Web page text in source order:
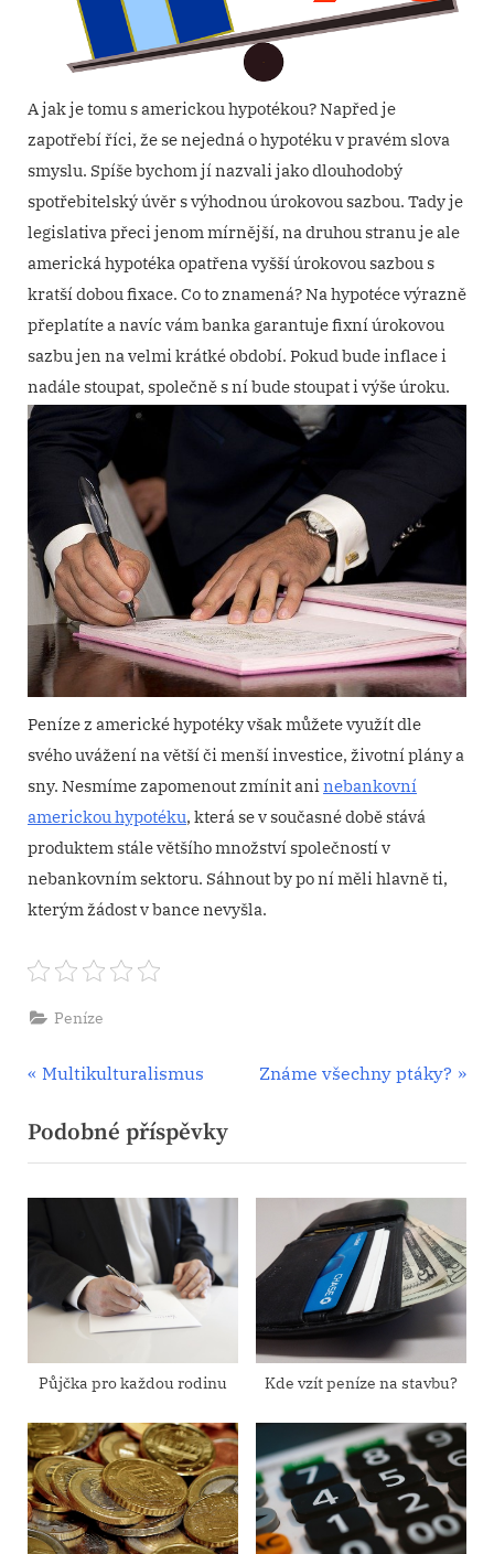
A jak je tomu s americkou hypotékou? Napřed je
zapotřebí říci, že se nejedná o hypotéku v pravém slova
smyslu. Spíše bychom jí nazvali jako dlouhodobý
spotřebitelský úvěr s výhodnou úrokovou sazbou. Tady je
legislativa přeci jenom mírnější, na druhou stranu je ale
americká hypotéka opatřena vyšší úrokovou sazbou s
kratší dobou fixace. Co to znamená? Na hypotéce výrazně
přeplatíte a navíc vám banka garantuje fixní úrokovou
sazbu jen na velmi krátké období. Pokud bude inflace i
nadále stoupat, společně s ní bude stoupat i výše úroku.
Peníze z americké hypotéky však můžete využít dle
svého uvážení na větší či menší investice, životní plány a
sny. Nesmíme zapomenout zmínit aninebankovní
americkou hypotéku, která se v současné době stává
produktem stále většího množství společností v
nebankovním sektoru. Sáhnout by po ní měli hlavně ti,
kterým žádost v bance nevyšla.
Peníze
Navigace
pro
příspěvek
P
e
v
i
P
s
:
Multikulturalismus
N
t
P
t
:
Známe všechny ptáky?
Podobné příspěvky
Půjčka pro každou rodinu Kde vzít peníze na stavbu?